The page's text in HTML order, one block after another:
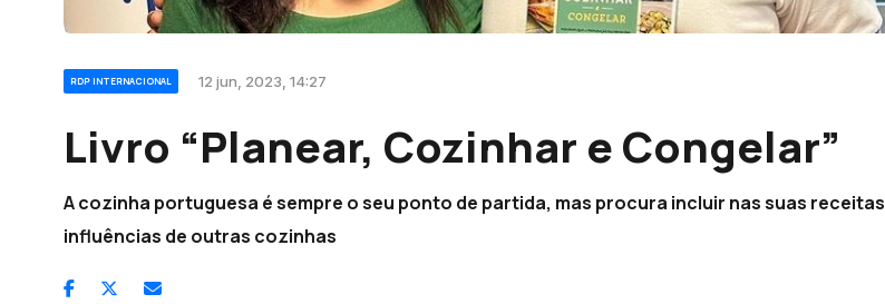
RDP INTERNACIONAL 12 jun, 2023, 14:27
Livro “Planear, Cozinhar e Congelar”
A cozinha portuguesa é sempre o seu ponto de partida, mas procura incluir nas suas receitas
influências de outras cozinhas